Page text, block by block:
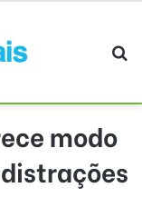
modo